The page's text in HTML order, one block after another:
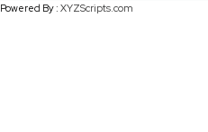
Powered By : XYZScripts.com